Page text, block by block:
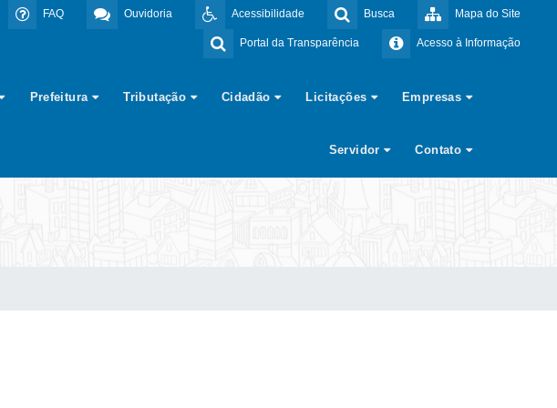
Mapa do Site
Busca
Acessibilidade
Ouvidoria
FAQ
Acesso à Informação
Portal da Transparência
Prefeitura Tributação Cidadão Licitações Empresas
Servidor Contato